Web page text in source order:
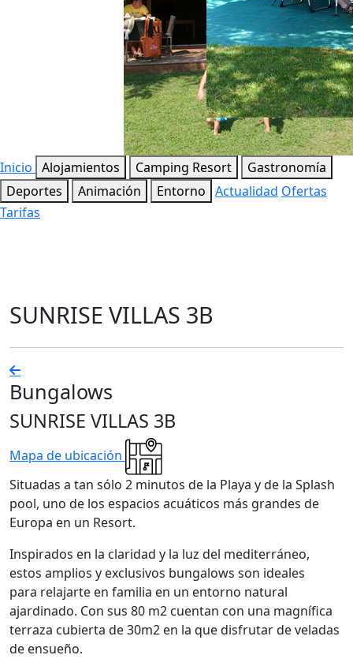
Inicio Alojamientos Camping Resort
Gastronomía
Deportes
Animación Entorno Actualidad Ofertas
Tarifas
SUNRISE VILLAS 3B
Bungalows
SUNRISE VILLAS 3B
Mapa de ubicación
Situadas a tan sólo 2 minutos de la Playa y de la Splash
pool, uno de los espacios acuáticos más grandes de
Europa en un Resort.
Inspirados en la claridad y la luz del mediterráneo,
estos amplios y exclusivos bungalows son ideales
para relajarte en familia en un entorno natural
ajardinado. Con sus 80 m2 cuentan con una magnífica
terraza cubierta de 30m2 en la que disfrutar de veladas
de ensueño.